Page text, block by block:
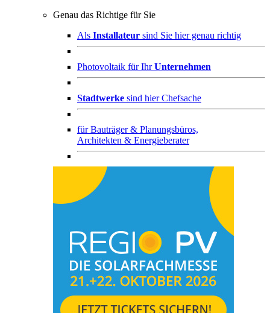
Genau das Richtige für Sie
Als Installateur sind Sie hier genau richtig
Photovoltaik für IhrUnternehmen
Stadtwerke sind hier Chefsache
fürBauträger & Planungsbüros,
Architekten & Energieberater